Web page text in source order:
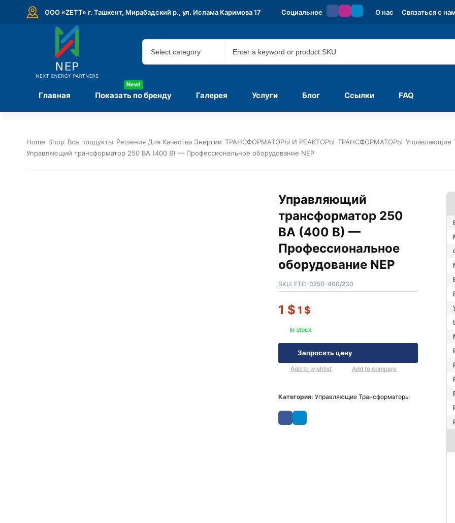
ООО «ZETT» г. Ташкент, Мирабадский р., ул. Ислама Каримова 17 Социальное О нас Связаться с
Главная Показать по бренду
New!
Галерея Услуги Блог Ссылки FAQ
Home Shop Все продукты Решения Для Качества Энергии ТРАНСФОРМАТОРЫ И РЕАКТОРЫ ТРАНСФОРМАТОРЫ Управляющие
Управляющий трансформатор 250 ВА (400 В) — Профессиональное оборудование NEP
Управляющий
трансформатор 250
ВА (400 В) —
Профессиональное
оборудование NEP
SKU: ETC-0250-400/230
1 $ 1 $
In stock
Запросить цену
Add to wishlist Add to compare
Категория: Управляющие Трансформаторы